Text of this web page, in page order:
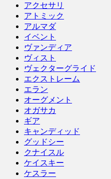
アクセサリ
アトミック
アルマダ
イベント
ヴァンディア
ヴィスト
ヴェクターグライド
エクストレーム
エラン
オーグメント
オガサカ
ギア
キャンディッド
グッドシー
クナイスル
ケイスキー
ケスラー